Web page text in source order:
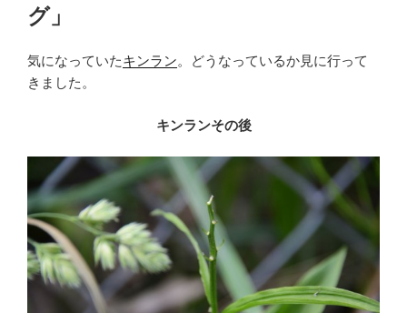
グ」
気になっていたキンラン。どうなっているか見に行って
きました。
キンランその後